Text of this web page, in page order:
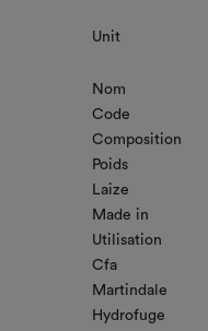
Unit
Nom
Code
Composition
Poids
Laize
Made in
Utilisation
Cfa
Martindale
Hydrofuge